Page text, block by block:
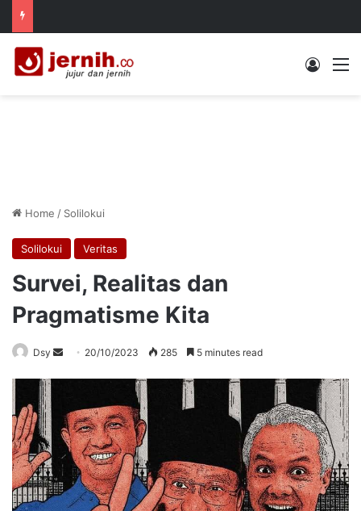
Log In
Home / Solilokui
Solilokui Veritas
Survei, Realitas dan
Pragmatisme Kita
Dsy
Send 20/10/2023 285 5 minutes read